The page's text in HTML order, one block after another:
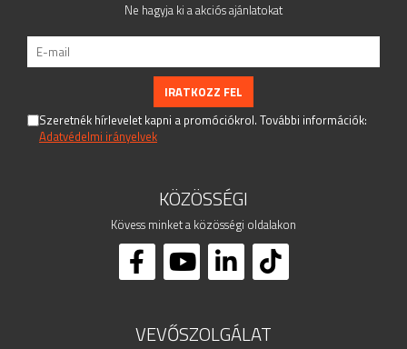
Ne hagyja ki a akciós ajánlatokat
Szeretnék hírlevelet kapni a promóciókrol. További információk:
Adatvédelmi irányelvek
KÖZÖSSÉGI
Kövess minket a közösségi oldalakon
VEVŐSZOLGÁLAT